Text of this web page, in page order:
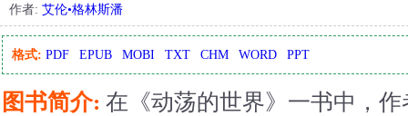
作者: 艾伦•格林斯潘
格式: PDF EPUB MOBI TXT CHM WORD PPT
图书简介: 在《动荡的世界》一书中，